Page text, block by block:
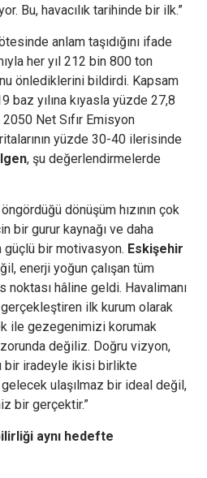
Bu, havacılık tarihinde bir ilk.”
anlam taşıdığını ifade
her yıl 212 bin 800 ton
önlediklerini bildirdi. Kapsam
baz yılına kıyasla yüzde 27,8
2050 Net Sıfır Emisyon
yüzde 30-40 ilerisinde
, şu değerlendirmelerde
dönüşüm hızının çok
bir gurur kaynağı ve daha
güçlü bir motivasyon. Eskişehir
enerji yoğun çalışan tüm
hâline geldi. Havalimanı
ilk kurum olarak
ile gezegenimizi korumak
değiliz. Doğru vizyon,
bir iradeyle ikisi birlikte
ulaşılmaz bir ideal değil,
bir gerçektir.”
aynı hedefte